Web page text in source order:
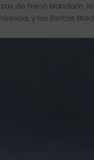
de freno Mandarin,
y las llantas